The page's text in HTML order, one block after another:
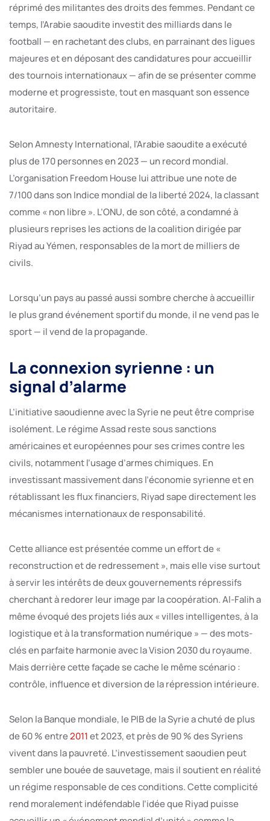
réprimé des militantes des droits des femmes. Pendant ce
temps, l’Arabie saoudite investit des milliards dans le
football — en rachetant des clubs, en parrainant des ligues
majeures et en déposant des candidatures pour accueillir
des tournois internationaux — afin de se présenter comme
moderne et progressiste, tout en masquant son essence
autoritaire.
Selon Amnesty International, l’Arabie saoudite a exécuté
plus de 170 personnes en 2023 — un record mondial.
L’organisation Freedom House lui attribue une note de
7/100 dans son Indice mondial de la liberté 2024, la classant
comme « non libre ». L’ONU, de son côté, a condamné à
plusieurs reprises les actions de la coalition dirigée par
Riyad au Yémen, responsables de la mort de milliers de
civils.
Lorsqu’un pays au passé aussi sombre cherche à accueillir
le plus grand événement sportif du monde, il ne vend pas le
sport — il vend de la propagande.
La connexion syrienne : un
signal d’alarme
L’initiative saoudienne avec la Syrie ne peut être comprise
isolément. Le régime Assad reste sous sanctions
américaines et européennes pour ses crimes contre les
civils, notamment l’usage d’armes chimiques. En
investissant massivement dans l’économie syrienne et en
rétablissant les flux financiers, Riyad sape directement les
mécanismes internationaux de responsabilité.
Cette alliance est présentée comme un effort de «
reconstruction et de redressement », mais elle vise surtout
à servir les intérêts de deux gouvernements répressifs
cherchant à redorer leur image par la coopération. Al-Falih a
même évoqué des projets liés aux « villes intelligentes, à la
logistique et à la transformation numérique » — des mots-
clés en parfaite harmonie avec la Vision 2030 du royaume.
Mais derrière cette façade se cache le même scénario :
contrôle, influence et diversion de la répression intérieure.
Selon la Banque mondiale, le PIB de la Syrie a chuté de plus
de 60 % entre2011et 2023, et près de 90 % des Syriens
vivent dans la pauvreté. L’investissement saoudien peut
sembler une bouée de sauvetage, mais il soutient en réalité
un régime responsable de ces conditions. Cette complicité
rend moralement indéfendable l’idée que Riyad puisse